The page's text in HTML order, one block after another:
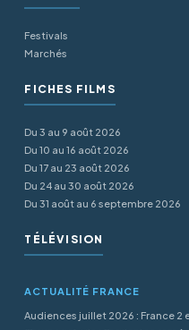
Festivals
Marchés
FICHES FILMS
Du 3 au 9 août 2026
Du 10 au 16 août 2026
Du 17 au 23 août 2026
Du 24 au 30 août 2026
Du 31 août au 6 septembre 2026
TÉLÉVISION
ACTUALITÉ FRANCE
Audiences juillet 2026 : France 2